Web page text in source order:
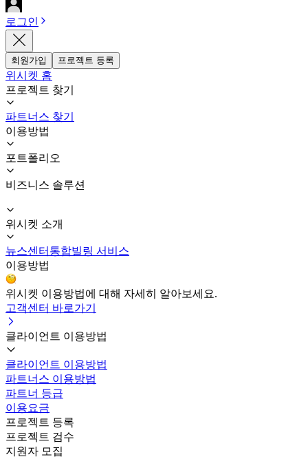
로그인
회원가입 프로젝트 등록
위시켓 홈
프로젝트 찾기
파트너스 찾기
이용방법
포트폴리오
비즈니스 솔루션
위시켓 소개
뉴스센터 통합빌링 서비스
이용방법
위시켓 이용방법에 대해 자세히 알아보세요.
고객센터 바로가기
클라이언트 이용방법
클라이언트 이용방법
파트너스 이용방법
파트너 등급
이용요금
프로젝트 등록
프로젝트 검수
지원자 모집